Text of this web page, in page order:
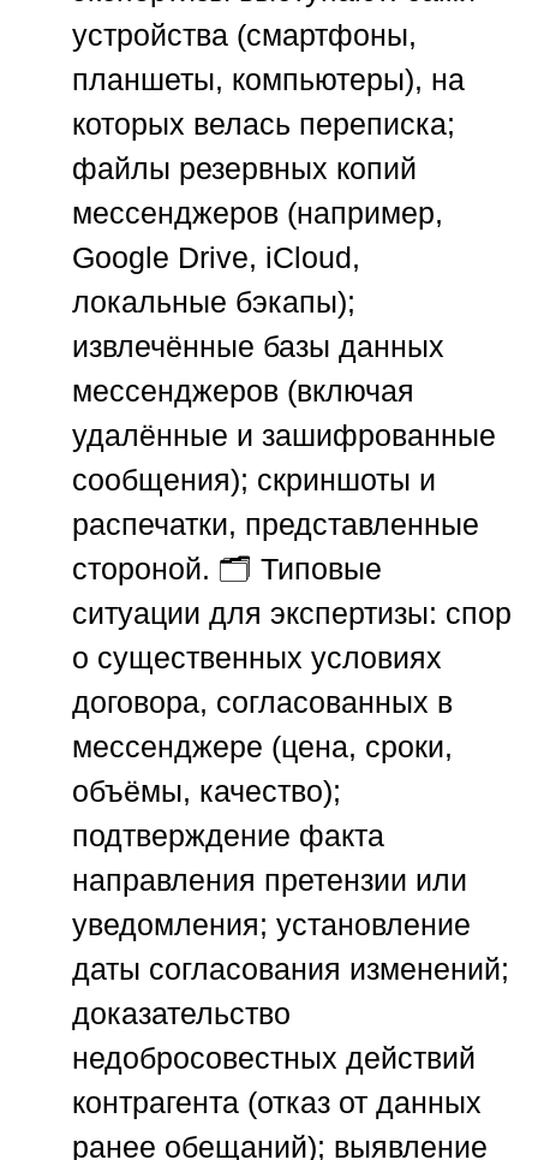
устройства (смартфоны,
планшеты, компьютеры), на
которых велась переписка;
файлы резервных копий
мессенджеров (например,
Google Drive, iCloud,
локальные бэкапы);
извлечённые базы данных
мессенджеров (включая
удалённые и зашифрованные
сообщения); скриншоты и
распечатки, представленные
стороной. 🗂️ Типовые
ситуации для экспертизы: спор
о существенных условиях
договора, согласованных в
мессенджере (цена, сроки,
объёмы, качество);
подтверждение факта
направления претензии или
уведомления; установление
даты согласования изменений;
доказательство
недобросовестных действий
контрагента (отказ от данных
ранее обещаний); выявление